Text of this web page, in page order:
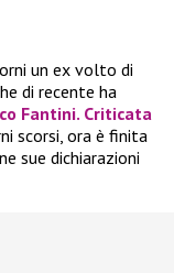
un ex volto di
di recente ha
Fantini. Criticata
scorsi, ora è finita
sue dichiarazioni